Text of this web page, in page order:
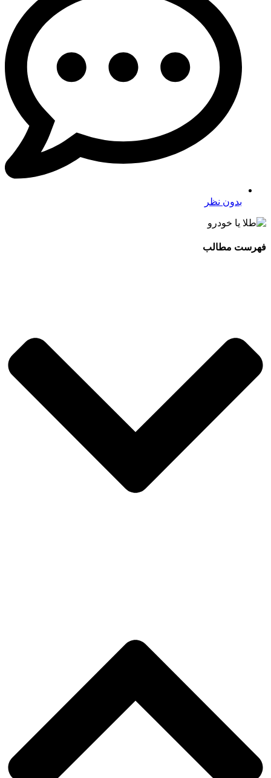
بدون نظر
فهرست مطالب